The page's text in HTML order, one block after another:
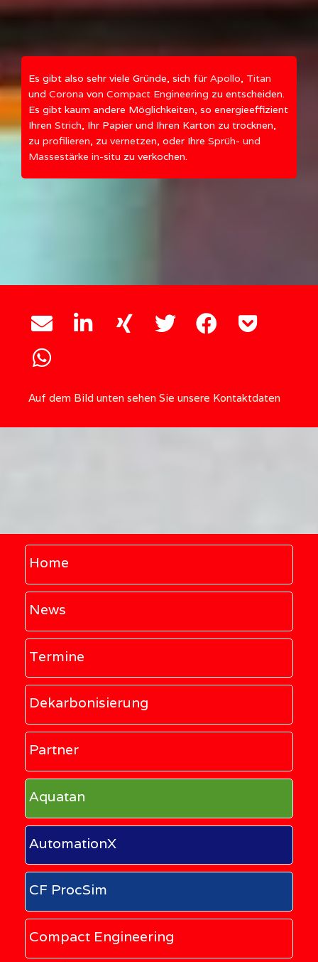
Es gibt also sehr viele Gründe, sich für Apollo, Titan
und Corona von Compact Engineering zu entscheiden.
Es gibt kaum andere Möglichkeiten, so energieeffizient
Ihren Strich, Ihr Papier und Ihren Karton zu trocknen,
zu profilieren, zu vernetzen, oder Ihre Sprüh- und
Massestärke in-situ zu verkochen.
Auf dem Bild unten sehen Sie unsere Kontaktdaten
Home
News
Termine
Dekarbonisierung
Partner
Aquatan
AutomationX
CF ProcSim
Compact Engineering